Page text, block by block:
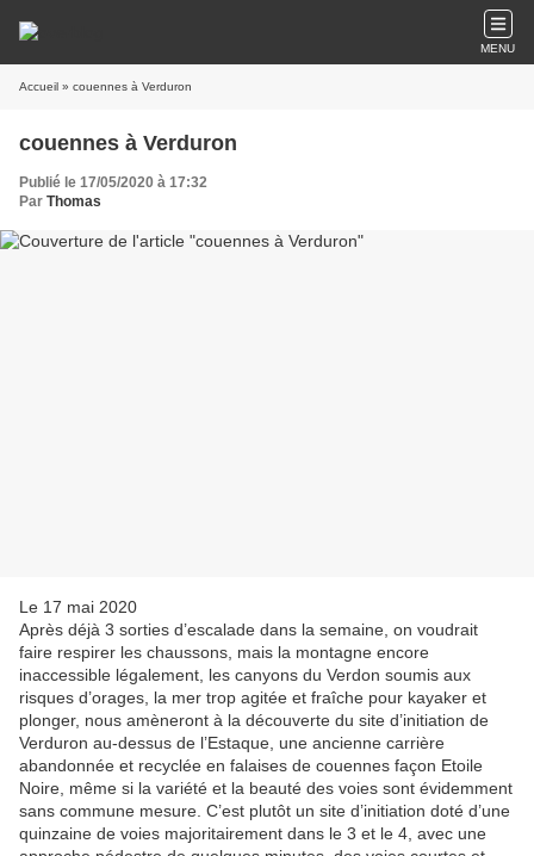
MENU
Accueil » couennes à Verduron
couennes à Verduron
Publié le 17/05/2020 à 17:32
Par Thomas
Le 17 mai 2020
Après déjà 3 sorties d’escalade dans la semaine, on voudrait
faire respirer les chaussons, mais la montagne encore
inaccessible légalement, les canyons du Verdon soumis aux
risques d’orages, la mer trop agitée et fraîche pour kayaker et
plonger, nous amèneront à la découverte du site d’initiation de
Verduron au-dessus de l’Estaque, une ancienne carrière
abandonnée et recyclée en falaises de couennes façon Etoile
Noire, même si la variété et la beauté des voies sont évidemment
sans commune mesure. C’est plutôt un site d’initiation doté d’une
quinzaine de voies majoritairement dans le 3 et le 4, avec une